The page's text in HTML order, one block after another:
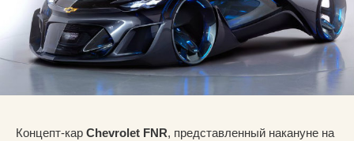
Концепт-кар Chevrolet FNR, представленный накануне на